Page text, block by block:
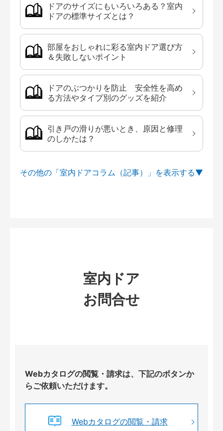
ドアのサイズにもいろいろある？室内
ドアの標準サイズとは？
部屋をおしゃれに彩る室内ドア選び方
＆失敗しないポイント
ドアのぶつかりを防止 安全性を高め
る方法やタイプ別のグッズを紹介
引き戸の滑りが悪いとき、原因と修理
のしかたは？
その他の「室内ドアコラム（記事）」を
室内ドア
お問合せ
Webカタログの閲覧・請求は、下記のボタンか
らご依頼いただけます。
Webカタログの閲覧・請求